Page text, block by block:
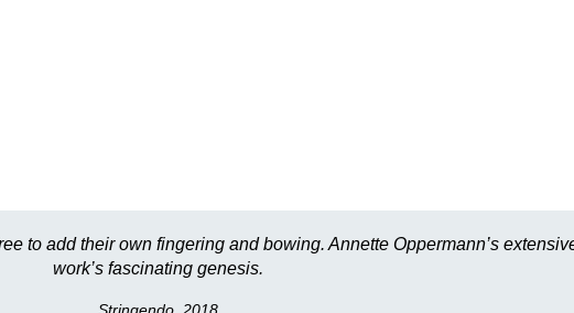
to add their own fingering and bowing. Annette Oppermann’s
work’s fascinating genesis.